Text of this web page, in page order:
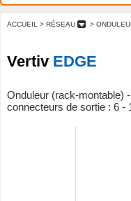
ACCUEIL > RÉSEAU >
Vertiv EDGE
Onduleur (rack-montable)
connecteurs de sortie : 6 -